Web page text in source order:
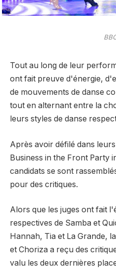
Tout au long de leur
ont fait preuve d'énergie,
de mouvements de danse
tout en alternant entre la
leurs styles de danse
Après avoir défilé dans
Business in the Front Party
candidats se sont
pour des critiques.
Alors que les juges ont fait
respectives de Samba et
Hannah, Tia et La Grande,
et Choriza a reçu des
valu les deux dernières